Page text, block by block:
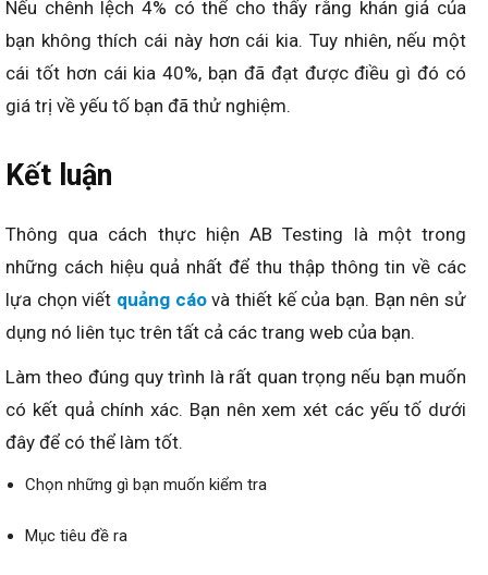
Nếu chênh lệch 4% có thể cho thấy rằng khán giả của
bạn không thích cái này hơn cái kia. Tuy nhiên, nếu một
cái tốt hơn cái kia 40%, bạn đã đạt được điều gì đó có
giá trị về yếu tố bạn đã thử nghiệm.
Kết luận
Thông qua cách thực hiện AB Testing là một trong
những cách hiệu quả nhất để thu thập thông tin về các
lựa chọn viết quảng cáovà thiết kế của bạn. Bạn nên sử
dụng nó liên tục trên tất cả các trang web của bạn.
Làm theo đúng quy trình là rất quan trọng nếu bạn muốn
có kết quả chính xác. Bạn nên xem xét các yếu tố dưới
đây để có thể làm tốt.
Chọn những gì bạn muốn kiểm tra
Mục tiêu đề ra